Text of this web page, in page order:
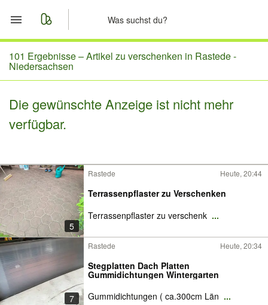
Start
Merkliste
Nachrichten
101 Ergebnisse –Artikel zu verschenken in Rastede -
Niedersachsen
Die gewünschte Anzeige ist nicht mehr
verfügbar.
5
Rastede Heute, 20:44
Terrassenpflaster zu Verschenken
Terrassenpflaster zu verschenk ...
7
Rastede Heute, 20:34
Stegplatten Dach Platten
Gummidichtungen Wintergarten
Gummidichtungen ( ca.300cm Län ...